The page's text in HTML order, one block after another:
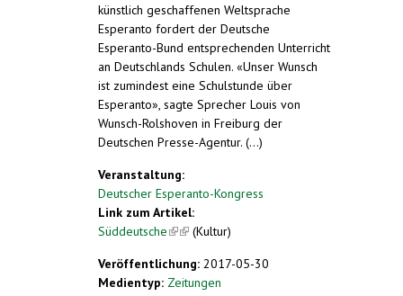
künstlich geschaffenen Weltsprache
Esperanto fordert der Deutsche
Esperanto-Bund entsprechenden Unterricht
an Deutschlands Schulen. «Unser Wunsch
ist zumindest eine Schulstunde über
Esperanto», sagte Sprecher Louis von
Wunsch-Rolshoven in Freiburg der
Deutschen Presse-Agentur. (...)
Veranstaltung:
Deutscher Esperanto-Kongress
Link zum Artikel:
Süddeutsche
(link is external)
(Kultur)
Veröffentlichung: 2017-05-30
Medientyp: Zeitungen